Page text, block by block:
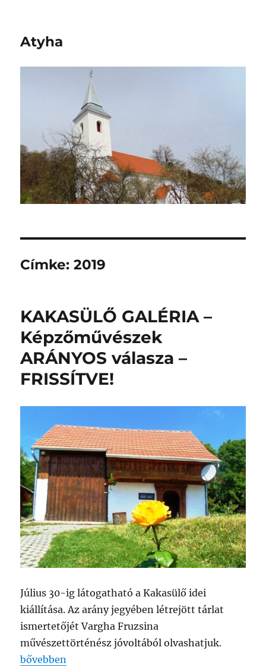
Atyha
Címke:2019
KAKASÜLŐ GALÉRIA –
Képzőművészek
ARÁNYOS válasza –
FRISSÍTVE!
Július 30-ig látogatható a Kakasülő idei
kiállítása. Az arány jegyében létrejött tárlat
ismertetőjét Vargha Fruzsina
művészettörténész jóvoltából olvashatjuk.
„KAKASÜLŐ GALÉRIA – Képzőművészek
bővebben